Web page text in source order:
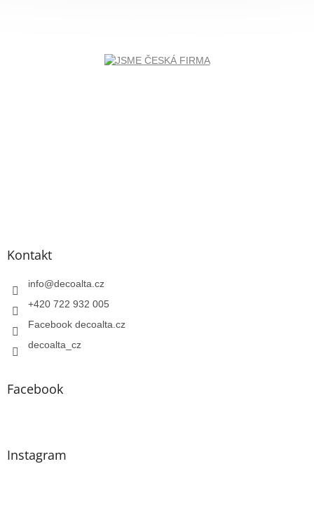
Kontakt
info@decoalta.cz
+420 722 932 005
Facebook decoalta.cz
decoalta_cz
Facebook
Instagram